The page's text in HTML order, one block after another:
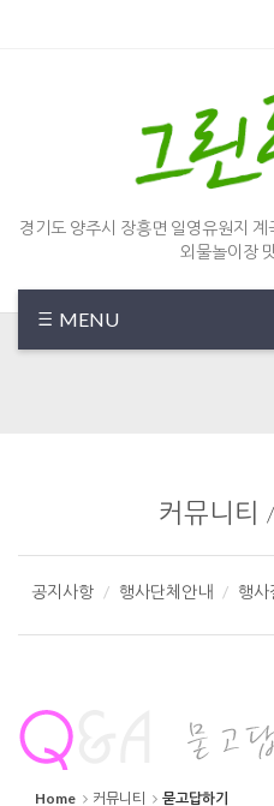
경기도 양주시 장흥면 일영유원지
외물놀이장
MENU
커뮤니티 /
공지사항 행사단체안내 행사
Home 커뮤니티 묻고답하기